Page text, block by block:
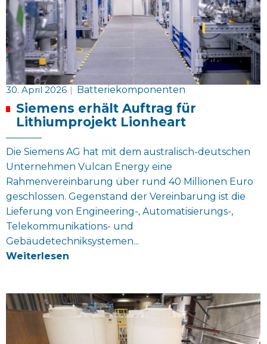
30. April 2026 | Batteriekomponenten
Siemens erhält Auftrag für
Lithiumprojekt Lionheart
Die Siemens AG hat mit dem australisch-deutschen
Unternehmen Vulcan Energy eine
Rahmenvereinbarung über rund 40 Millionen Euro
geschlossen. Gegenstand der Vereinbarung ist die
Lieferung von Engineering-, Automatisierungs-,
Telekommunikations- und
Gebäudetechniksystemen...
Weiterlesen